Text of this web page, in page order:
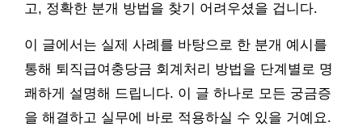
고, 정확한 분개 방법을 찾기 어려우셨을 겁니다.
이 글에서는 실제 사례를 바탕으로 한 분개 예시를
통해 퇴직급여충당금 회계처리 방법을 단계별로 명
쾌하게 설명해 드립니다. 이 글 하나로 모든 궁금증
을 해결하고 실무에 바로 적용하실 수 있을 거예요.